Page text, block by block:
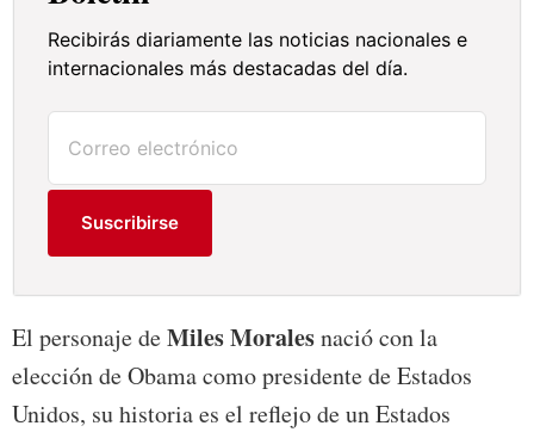
Recibirás diariamente las noticias nacionales e
internacionales más destacadas del día.
Suscribirse
El personaje deMiles Moralesnació con la
elección de Obama como presidente de Estados
Unidos, su historia es el reflejo de un Estados